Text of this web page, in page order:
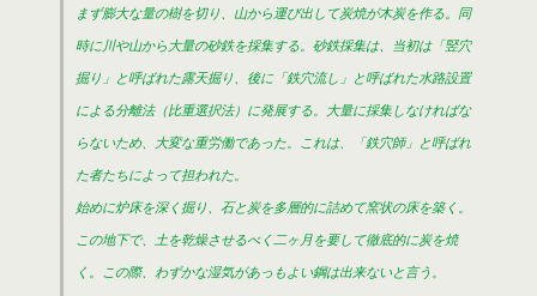
まず膨大な量の樹を切り、山から運び出して炭焼が木炭を作る。同
時に川や山から大量の砂鉄を採集する。砂鉄採集は、当初は「竪穴
掘り」と呼ばれた露天掘り、後に「鉄穴流し」と呼ばれた水路設置
による分離法（比重選択法）に発展する。大量に採集しなければな
らないため、大変な重労働であった。これは、「鉄穴師」と呼ばれ
た者たちによって担われた。
始めに炉床を深く掘り、石と炭を多層的に詰めて窯状の床を築く。
この地下で、土を乾燥させるべく二ヶ月を要して徹底的に炭を焼
く。この際、わずかな湿気があっもよい鋼は出来ないと言う。